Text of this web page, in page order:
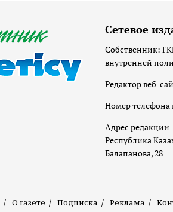
Сетевое
Собственник:
внутренней
Редактор веб-
Номер
Адрес редакции
Республика
Балапанова, 28
О газете Подписка Реклама